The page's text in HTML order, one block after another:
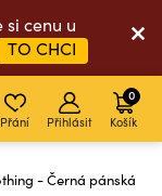
cenu u
TO CHCI
Přání Přihlásit Košík
0
- Černá pánská